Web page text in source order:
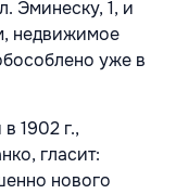
Эминеску, 1, и
недвижимое
уже в
1902 г.,
гласит:
нового